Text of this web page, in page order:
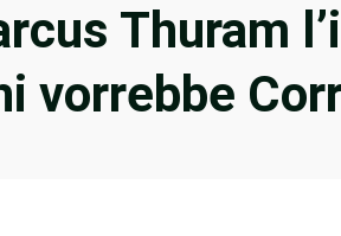
Thuram
vorrebbe